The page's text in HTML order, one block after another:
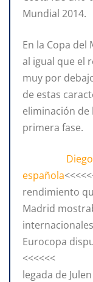
Mundial 2014.
En la Copa
al igual que el
muy por
de estas
eliminación de
primera fase.
Diego
española
rendimiento
Madrid
Eurocopa
<<<<<<
legada de